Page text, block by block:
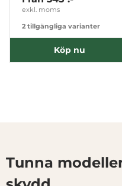
exkl. moms
2 tillgängliga varianter
Köp nu
Tunna